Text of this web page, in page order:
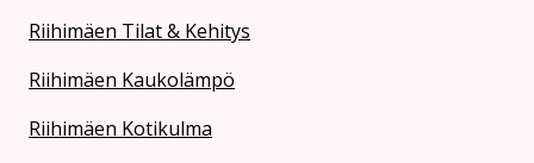
Riihimäen Tilat & Kehitys
Riihimäen Kaukolämpö
Riihimäen Kotikulma